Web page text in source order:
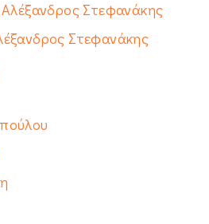
Στεφανάκης
Στεφανάκης